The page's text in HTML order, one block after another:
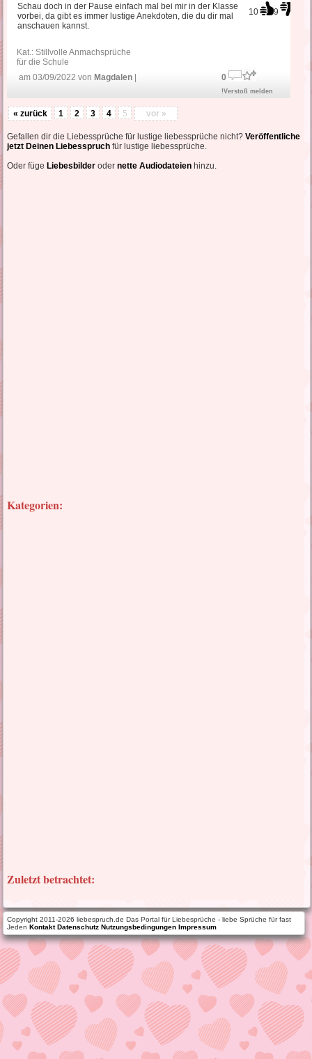
10 9
Schau doch in der Pause einfach mal bei mir in der Klasse
vorbei, da gibt es immer lustige Anekdoten, die du dir mal
anschauen kannst.
Kat.:Stillvolle Anmachsprüche
für die Schule
am 03/09/2022 von Magdalen 0
!Verstoß melden
« zurück 1 2 3 4 5 vor »
Gefallen dir die Liebessprüche für lustige liebessprüche nicht?Veröffentliche
jetzt Deinen Liebesspruch für lustige liebessprüche.
Oder füge Liebesbilder odernette Audiodateien hinzu.
Kategorien:
Zuletzt betrachtet:
Copyright 2011-2026 liebespruch.de Das Portal für Liebesprüche - liebe Sprüche für fast
JedenKontakt Datenschutz Nutzungsbedingungen Impressum